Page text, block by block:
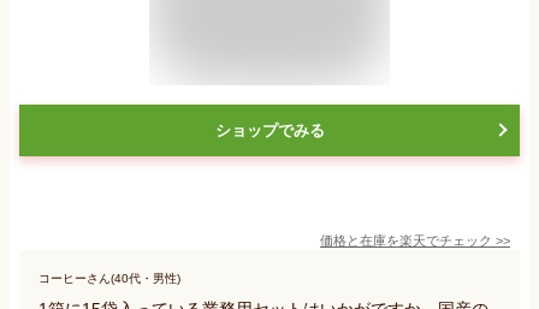
ショップでみる
価格と在庫を楽天でチェック >>
コーヒーさん(40代・男性)